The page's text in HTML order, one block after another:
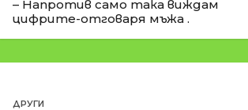
– Напротив само така виждам
цифрите-отговаря мъжа .
ДРУГИ